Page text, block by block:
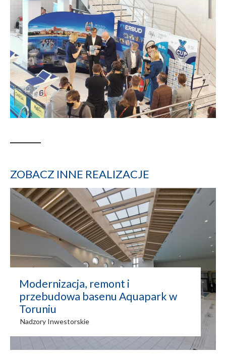
ZOBACZ INNE REALIZACJE
Modernizacja, remont i
przebudowa basenu Aquapark w
Toruniu
Nadzory Inwestorskie